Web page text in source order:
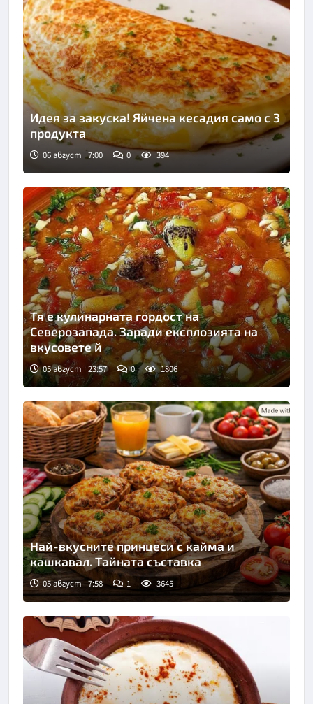
Идея за закуска! Яйчена кесадия само с 3
продукта
06 август | 7:00 0 394
Тя е кулинарната гордост на
Северозапада. Заради експлозията на
вкусовете й
05 август | 23:57 0 1806
Най-вкусните принцеси с кайма и
кашкавал. Тайната съставка
05 август | 7:58 1 3645